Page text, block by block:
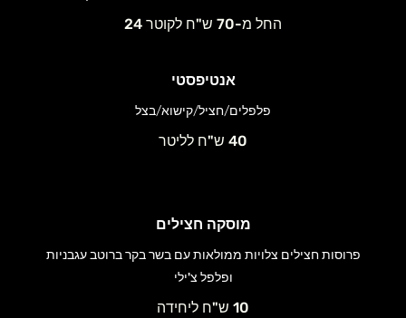
החל מ-70 ש"ח לקוטר 24
אנטיפסטי
פלפלים/חציל/קישוא/בצל
40 ש"ח לליטר
מוסקה חצילים
פרוסות חצילים צלויות ממולאות עם בשר בקר ברוטב עגבניות
ופלפל צ'ילי
10 ש"ח ליחידה